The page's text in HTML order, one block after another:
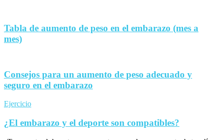
Tabla de aumento de peso en el embarazo (mes a
mes)
Consejos para un aumento de peso adecuado y
seguro en el embarazo
Ejercicio
¿El embarazo y el deporte son compatibles?